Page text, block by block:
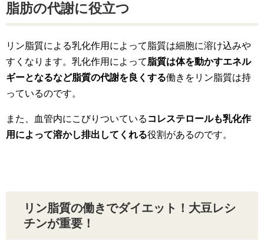
脂肪の代謝に役立つ
リン脂質による乳化作用によって脂質は細胞に溶け込みや
すくなります。乳化作用によって脂質は体を動かすエネル
ギーとなるなど脂質の代謝を良くする働きをリン脂質は持
っているのです。
また、血管内にこびりついている コレステロールも乳化作
用によって溶かし排出してくれる役割があるのです。
リン脂質の働きでダイエット！大豆レシ
チンが重要！